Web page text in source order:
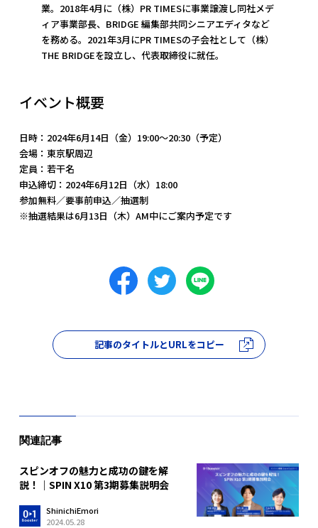
業。2018年4月に（株）PR TIMESに事業譲渡し同社メデ
ィア事業部長、BRIDGE 編集部共同シニアエディタなど
を務める。2021年3月にPR TIMESの子会社として（株）
THE BRIDGEを設立し、代表取締役に就任。
イベント概要
日時：2024年6月14日（金）19:00〜20:30（予定）
会場：東京駅周辺
定員：若干名
申込締切：2024年6月12日（水）18:00
参加無料／要事前申込／抽選制
※抽選結果は6月13日（木）AM中にご案内予定です
記事のタイトルとURLをコピー
関連記事
スピンオフの魅力と成功の鍵を解
説！｜SPIN X10 第3期募集説明会
ShinichiEmori
2024.05.28